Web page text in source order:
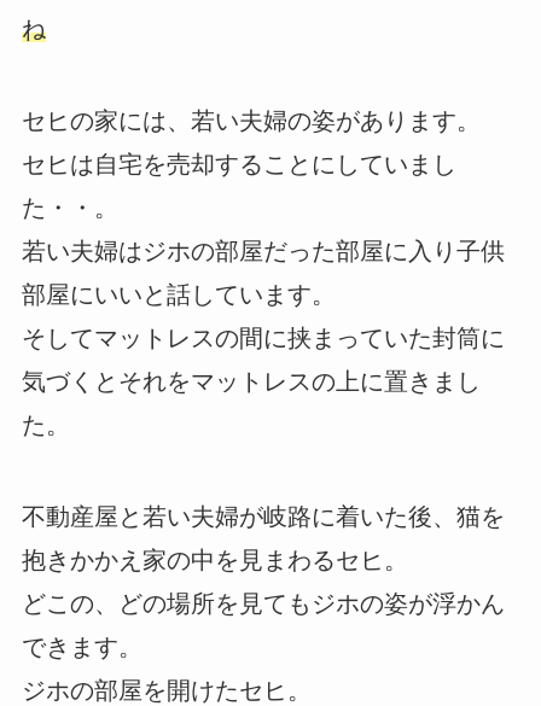
ね
セヒの家には、若い夫婦の姿があります。
セヒは自宅を売却することにしていまし
た・・。
若い夫婦はジホの部屋だった部屋に入り子供
部屋にいいと話しています。
そしてマットレスの間に挟まっていた封筒に
気づくとそれをマットレスの上に置きまし
た。
不動産屋と若い夫婦が岐路に着いた後、猫を
抱きかかえ家の中を見まわるセヒ。
どこの、どの場所を見てもジホの姿が浮かん
できます。
ジホの部屋を開けたセヒ。